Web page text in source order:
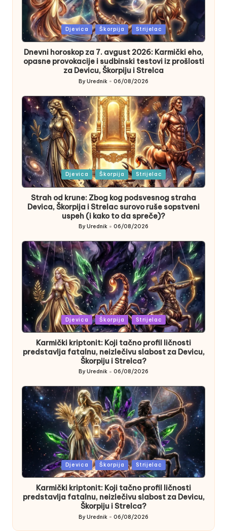
Posted
in
Djevica Škorpija Strijelac
Dnevni horoskop za 7. avgust 2026: Karmički eho,
opasne provokacije i sudbinski testovi iz prošlosti
za Devicu, Škorpiju i Strelca
Posted
ByUrednik 06/08/2026
Posted
in
Djevica Škorpija Strijelac
Strah od krune: Zbog kog podsvesnog straha
Devica, Škorpija i Strelac surovo ruše sopstveni
uspeh (i kako to da spreče)?
Posted
ByUrednik 06/08/2026
Posted
in
Djevica Škorpija Strijelac
Karmički kriptonit: Koji tačno profil ličnosti
predstavlja fatalnu, neizlečivu slabost za Devicu,
Škorpiju i Strelca?
Posted
by
ByUrednik 06/08/2026
Posted
Djevica Škorpija Strijelac
Karmički kriptonit: Koji tačno profil ličnosti
predstavlja fatalnu, neizlečivu slabost za Devicu,
Škorpiju i Strelca?
Posted
ByUrednik 06/08/2026